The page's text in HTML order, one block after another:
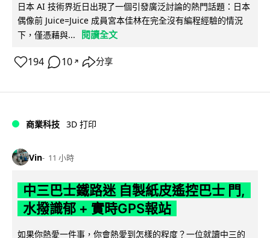
日本 AI 技術界近日出現了一個引發廣泛討論的熱門話題：日本
偶像前 Juice=Juice 成員宮本佳林在完全沒有編程經驗的情況
下，僅憑藉與...
閱讀全文
194 10 ↗ 分享
商業科技 3D 打印
Vin 11 小時
中三巴士鐵路迷 自製紙皮遙控巴士 門,
水撥識郁 + 實時GPS報站
如果你熱愛一件事，你會熱愛到怎樣的程度？一位就讀中三的